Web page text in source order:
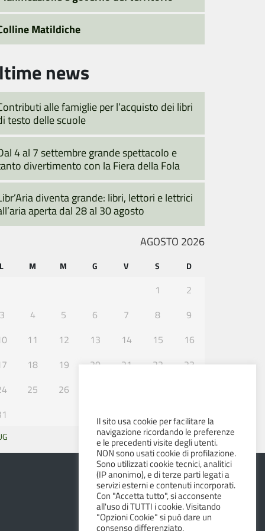
Matildiche
news
alle famiglie per l’acquisto dei libri
testo delle scuole
4 al 7 settembre grande spettacolo e
divertimento con la Fiera della Fola
diventa grande: libri, lettori e lettrici
aperta dal 28 al 30 agosto
AGOSTO 2026
L M M G V S D
1
2
4 5 6 7 8
9
11 12 13 14 15
16
18 19 20 21 22
23
25 26
SET »
Il sito usa cookie per facilitare la
navigazione ricordando le preferenze
e le precedenti visite degli utenti.
NON sono usati cookie di profilazione.
Sono utilizzati cookie tecnici, analitici
(IP anonimo), e di terze parti legati a
servizi esterni e contenuti incorporati.
Con "Accetta tutto", si acconsente
all'uso di TUTTI i cookie. Visitando
"Opzioni Cookie" si può dare un
consenso differenziato.